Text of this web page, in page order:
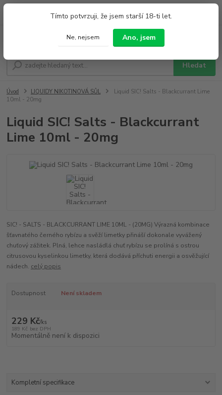
Tímto potvrzuji, že jsem starší 18-ti let.
Ne, nejsem Ano, jsem
Hledat
Po - Pá 9:00 - 19:00 So 9:00 - 14:00
Úvod LIQUIDY NIKOTINOVÁ SŮL
Liquid SIC! Salts - Blackcurrant Lime
10ml - 20mg
Liquid SIC! Salts - Blackcurrant
Lime 10ml - 20mg
SIC! - SALTS - BLACKCURRANT LIME 10ML - (20MG) Výrazná kombinace
šťavnatého černého rybízu a svěží limetky přináší dokonale vyvážený
chuťový zážitek. Plná, lehce nasládlá chuť rybízu se prolíná s ostrou
citrusovou kyselinkou limetky, která dodává příchuti energii a osvěžující
nádech. celý popis
Dostupnost Není skladem
229 Kč/ks
189 Kč bez DPH
Momentálně není k dispozici
Kompletní specifikace